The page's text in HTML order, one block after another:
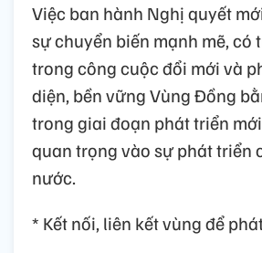
Việc ban hành Nghị quyết
sự chuyển biến mạnh mẽ, có
trong công cuộc đổi mới và
diện, bền vững Vùng Đồng
trong giai đoạn phát triển
quan trọng vào sự phát triển
nước.
* Kết nối, liên kết vùng để